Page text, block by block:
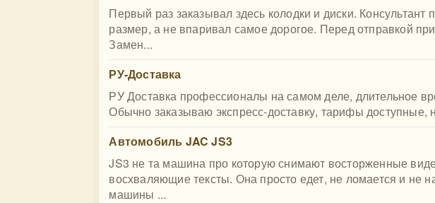
Первый раз заказывал здесь колодки и диски. Консультант
размер, а не впаривал самое дорогое. Перед отправкой
Замен...
РУ-Доставка
РУ Доставка профессионалы на самом деле, длительное
Обычно заказываю экспресс-доставку, тарифы доступные,
Автомобиль JAC JS3
JS3 не та машина про которую снимают восторженные
восхваляющие тексты. Она просто едет, не ломается и не
машины ...